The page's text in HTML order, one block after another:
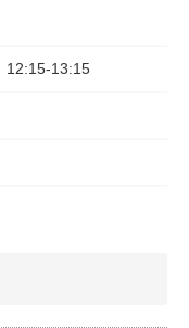
12:15-13:15